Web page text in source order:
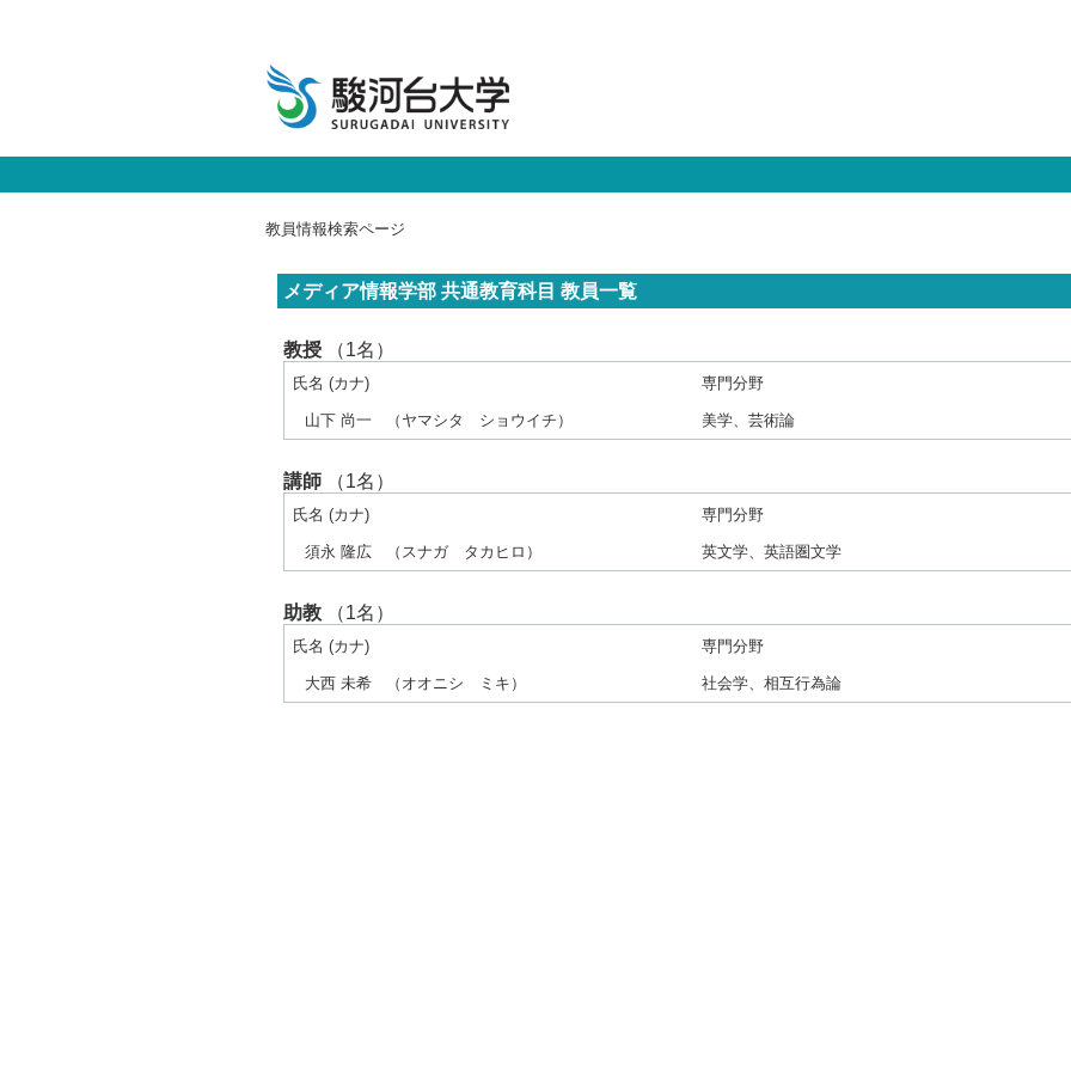
教員情報検索ページ
メディア情報学部 共通教育科目 教員一覧
教授 （1名）
氏名 (カナ) 専門分野
山下 尚一 （ヤマシタ ショウイチ） 美学、芸術論
講師 （1名）
氏名 (カナ) 専門分野
須永 隆広 （スナガ タカヒロ） 英文学、英語圏文学
助教 （1名）
氏名 (カナ) 専門分野
大西 未希 （オオニシ ミキ） 社会学、相互行為論